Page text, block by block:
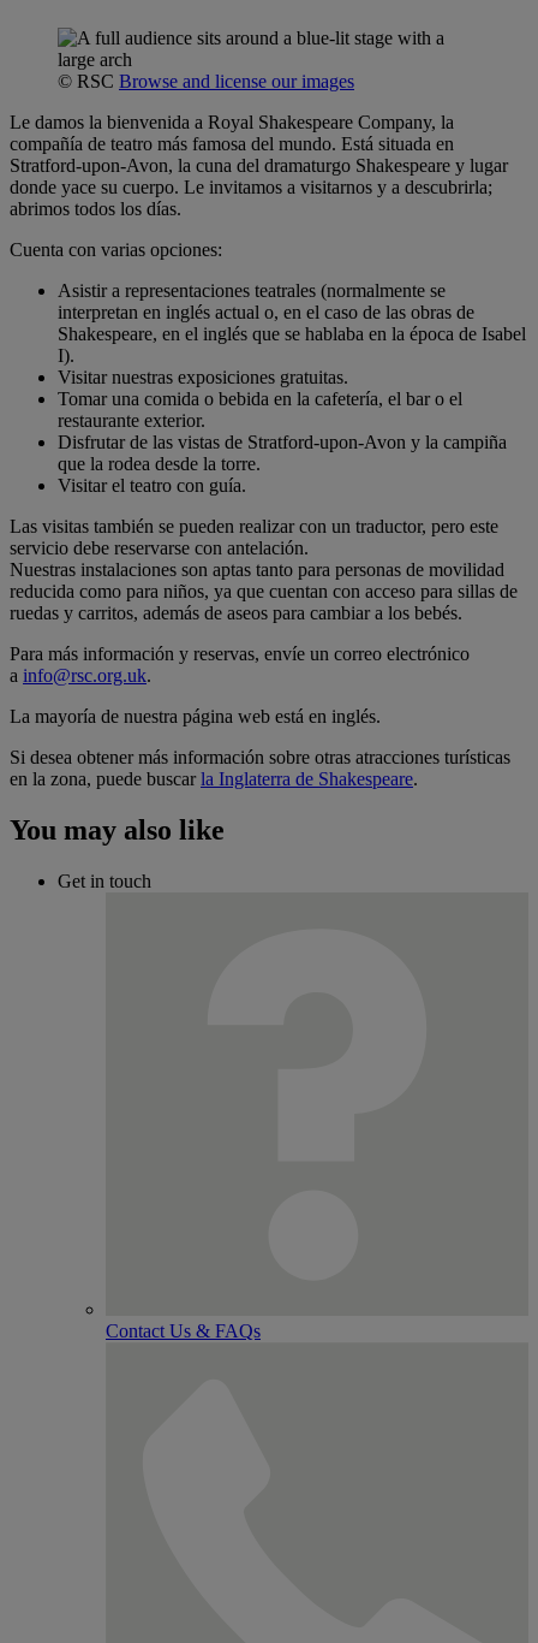
© RSC Browse and license our images
Le damos la bienvenida a Royal Shakespeare Company, la
compañía de teatro más famosa del mundo. Está situada en
Stratford-upon-Avon, la cuna del dramaturgo Shakespeare y lugar
donde yace su cuerpo. Le invitamos a visitarnos y a descubrirla;
abrimos todos los días.
Cuenta con varias opciones:
Asistir a representaciones teatrales (normalmente se
interpretan en inglés actual o, en el caso de las obras de
Shakespeare, en el inglés que se hablaba en la época de Isabel
I).
Visitar nuestras exposiciones gratuitas.
Tomar una comida o bebida en la cafetería, el bar o el
restaurante exterior.
Disfrutar de las vistas de Stratford-upon-Avon y la campiña
que la rodea desde la torre.
Visitar el teatro con guía.
Las visitas también se pueden realizar con un traductor, pero este
servicio debe reservarse con antelación.
Nuestras instalaciones son aptas tanto para personas de movilidad
reducida como para niños, ya que cuentan con acceso para sillas de
ruedas y carritos, además de aseos para cambiar a los bebés.
Para más información y reservas, envíe un correo electrónico
a info@rsc.org.uk.
La mayoría de nuestra página web está en inglés.
Si desea obtener más información sobre otras atracciones turísticas
en la zona, puede buscarla Inglaterra de Shakespeare.
You may also like
Get in touch
Contact Us & FAQs